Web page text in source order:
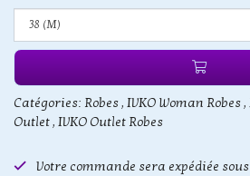
Catégories: Robes, IVKO Woman Robes,
Outlet, IVKO Outlet Robes
Votre commande sera expédiée sous